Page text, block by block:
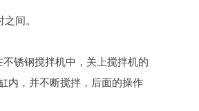
间。
锈钢搅拌机中，关上搅拌机的
内，并不断搅拌，后面的操作